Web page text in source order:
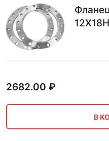
2682.00 ₽
В